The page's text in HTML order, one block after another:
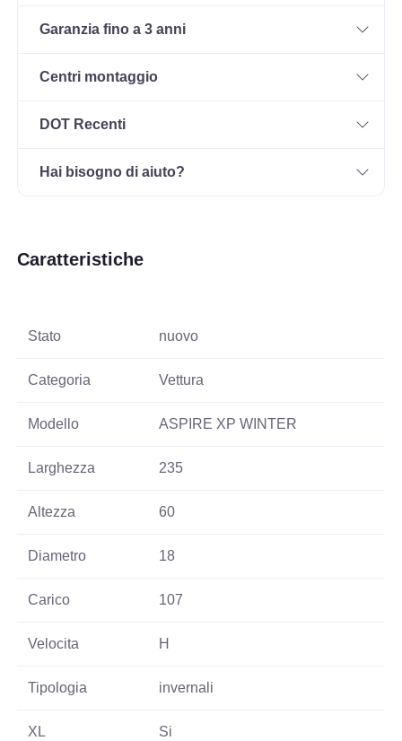
Garanzia fino a 3 anni
Centri montaggio
DOT Recenti
Hai bisogno di aiuto?
Caratteristiche
Stato nuovo
Categoria Vettura
Modello ASPIRE XP WINTER
Larghezza 235
Altezza 60
Diametro 18
Carico 107
Velocita H
Tipologia invernali
XL Si